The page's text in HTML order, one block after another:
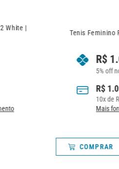
Tenis Feminino Rincon Cinza 4 Hoka
1.044,99
Mais formas de pagamento